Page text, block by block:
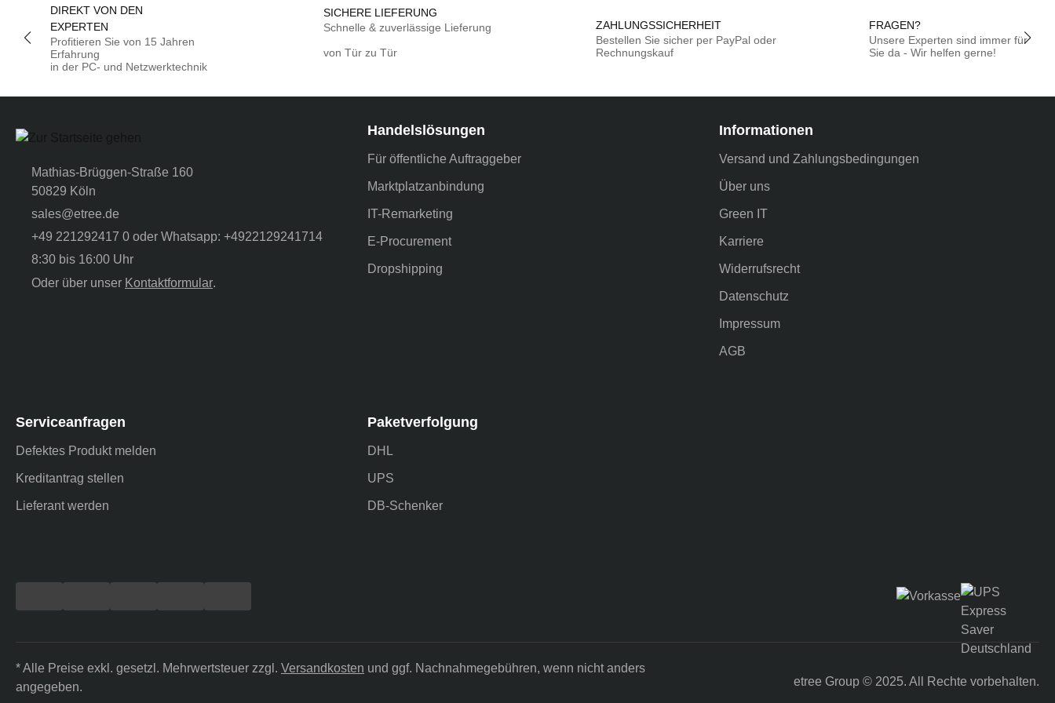
DIREKT VON DEN
EXPERTEN
Profitieren Sie von 15 Jahren
Erfahrung
in der PC- und Netzwerktechnik
SICHERE LIEFERUNG
Schnelle & zuverlässige Lieferung
von Tür zu Tür
ZAHLUNGSSICHERHEIT
Bestellen Sie sicher per PayPal oder
Rechnungskauf
Unsere Experten sind
Sie da - Wir helfen
Mathias-Brüggen-Straße 160
50829 Köln
sales@etree.de
+49 221292417 0 oder Whatsapp: +4922129241714
8:30 bis 16:00 Uhr
Oder über unser Kontaktformular.
Handelslösungen
Für öffentliche Auftraggeber
Marktplatzanbindung
IT-Remarketing
E-Procurement
Dropshipping
Informationen
Versand und Zahlungsbedingungen
Über uns
Green IT
Karriere
Widerrufsrecht
Datenschutz
Impressum
AGB
Serviceanfragen
Defektes Produkt melden
Kreditantrag stellen
Lieferant werden
Paketverfolgung
DHL
UPS
DB-Schenker
* Alle Preise exkl. gesetzl. Mehrwertsteuer zzgl. Versandkosten und ggf. Nachnahmegebühren, wenn nicht anders
angegeben.
etree Group© 2025. All Rechte vorbehalten.